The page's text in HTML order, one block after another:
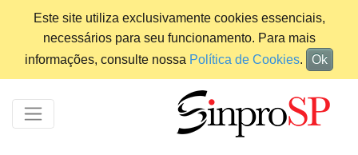
Este site utiliza exclusivamente cookies essenciais,
necessários para seu funcionamento. Para mais
informações, consulte nossa Política de Cookies. Ok